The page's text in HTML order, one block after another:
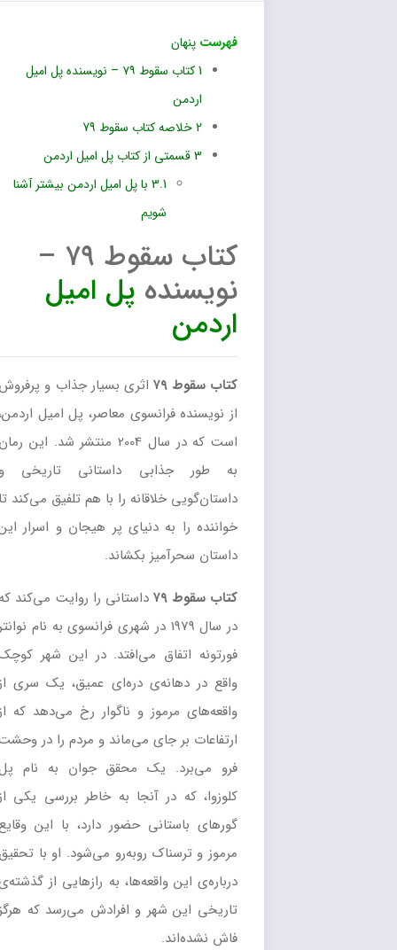
پنهان
کتاب سقوط ۷۹ – نویسنده پل امیل
خلاصه کتاب سقوط 79
قسمتی از کتاب پل امیل اردمن
با پل امیل اردمن بیشتر آشنا
کتاب سقوط ۷۹ –
نویسندهپل امیل
اردمن
کتاب سقوط ۷۹
اثری بسیار جذاب و پرفروش
از نویسنده فرانسوی معاصر، پل امیل اردمن،
است که در سال 2004 منتشر شد. این رمان
به طور جذابی داستانی تاریخی و
داستان‌گویی خلاقانه را با هم تلفیق می‌کند تا
خواننده را به دنیای پر هیجان و اسرار این
داستان سحرآمیز بکشاند.
کتاب سقوط ۷۹
داستانی را روایت می‌کند که
در سال 1979 در شهری فرانسوی به نام نوانتر
فورتونه اتفاق می‌افتد. در این شهر کوچک
واقع در دهانه‌ی دره‌ای عمیق، یک سری از
واقعه‌های مرموز و ناگوار رخ می‌دهد که از
ارتفاعات بر جای می‌ماند و مردم را در وحشت
فرو می‌برد. یک محقق جوان به نام پل
کلوزوا، که در آنجا به خاطر بررسی یکی از
گورهای باستانی حضور دارد، با این وقایع
مرموز و ترسناک روبه‌رو می‌شود. او با تحقیق
درباره‌ی این واقعه‌ها، به رازهایی از گذشته‌ی
تاریخی این شهر و افرادش می‌رسد که هرگز
فاش نشده‌اند.